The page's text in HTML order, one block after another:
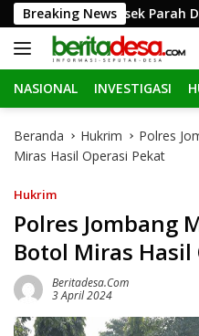
a
g
u
Breaking News
Ringsek Parah Depan
NASIONAL INVESTIGASI
Beranda Hukrim
Polres
Miras Hasil Operasi Pekat
Hukrim
Polres Jombang
Botol Miras
Beritadesa.com
3 April 2024